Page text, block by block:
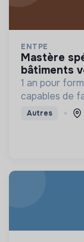
ENTPE
mastère spécialisé® green buildings-
bâtiments
1 an pour
capables de
globale des
Autres